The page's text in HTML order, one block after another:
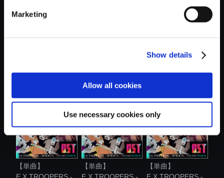
Marketing
Show details
Allow all cookies
Use necessary cookies only
【単曲】
【単曲】
【単曲】
【単曲】